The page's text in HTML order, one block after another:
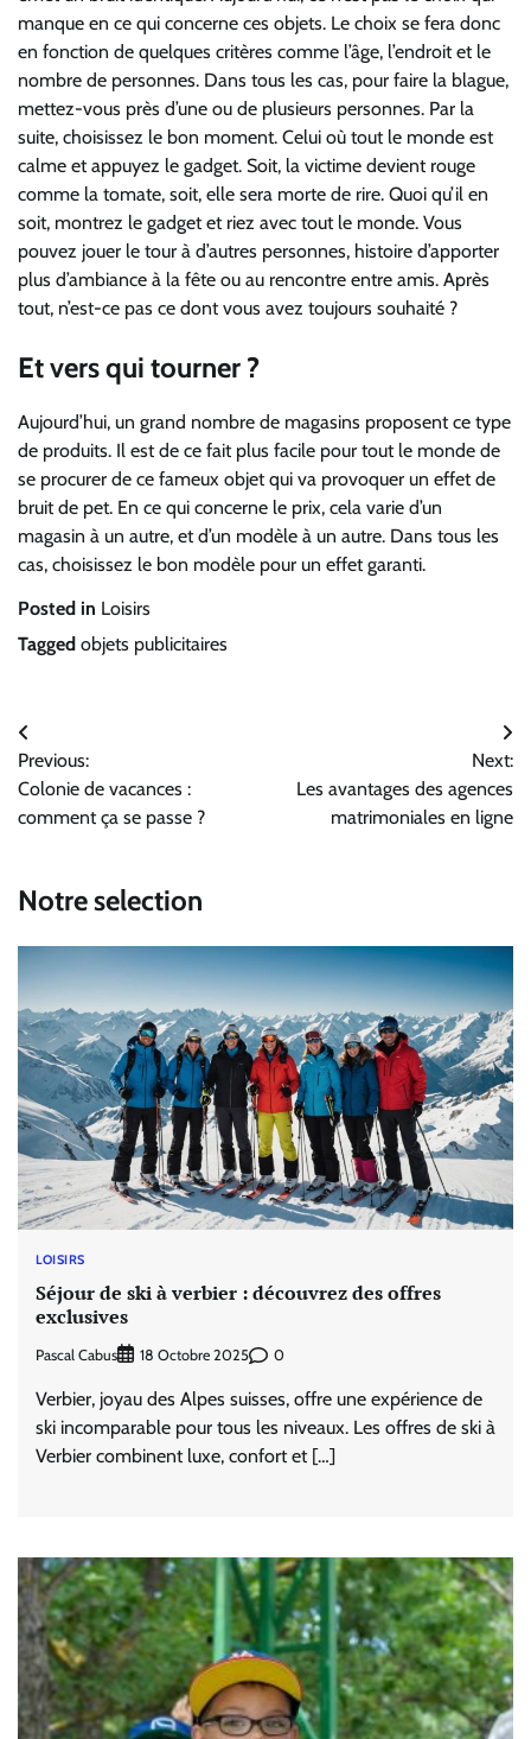
manque en ce qui concerne ces objets. Le choix se fera donc
en fonction de quelques critères comme l’âge, l’endroit et le
nombre de personnes. Dans tous les cas, pour faire la blague,
mettez-vous près d’une ou de plusieurs personnes. Par la
suite, choisissez le bon moment. Celui où tout le monde est
calme et appuyez le gadget. Soit, la victime devient rouge
comme la tomate, soit, elle sera morte de rire. Quoi qu’il en
soit, montrez le gadget et riez avec tout le monde. Vous
pouvez jouer le tour à d’autres personnes, histoire d’apporter
plus d’ambiance à la fête ou au rencontre entre amis. Après
tout, n’est-ce pas ce dont vous avez toujours souhaité ?
Et vers qui tourner ?
Aujourd’hui, un grand nombre de magasins proposent ce type
de produits. Il est de ce fait plus facile pour tout le monde de
se procurer de ce fameux objet qui va provoquer un effet de
bruit de pet. En ce qui concerne le prix, cela varie d’un
magasin à un autre, et d’un modèle à un autre. Dans tous les
cas, choisissez le bon modèle pour un effet garanti.
Posted in Loisirs
Tagged objets publicitaires
Navigation
de
l’article
Previous:
Colonie de vacances :
comment ça se passe ?
Next:
Les avantages des agences
matrimoniales en ligne
Notre selection
LOISIRS
Séjour de ski à verbier : découvrez des offres
exclusives
Pascal Cabus 18 Octobre 2025 0
Verbier, joyau des Alpes suisses, offre une expérience de
ski incomparable pour tous les niveaux. Les offres de ski à
Verbier combinent luxe, confort et […]